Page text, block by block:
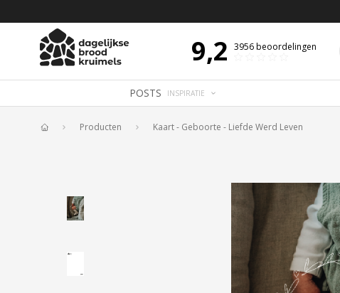
9,2 3956beoordelingen
POSTS INSPIRATIE
Producten Kaart - Geboorte - Liefde Werd Leven